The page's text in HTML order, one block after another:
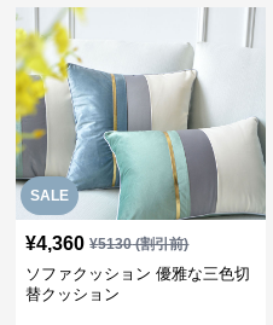
SALE
¥4,360 ¥5130(割引前)
ソファクッション 優雅な三色切
替クッション